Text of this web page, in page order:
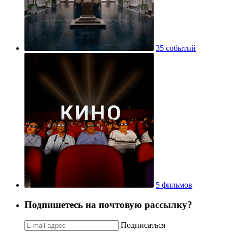
35 событий
5 фильмов
Подпишетесь на почтовую рассылку?
Подписаться